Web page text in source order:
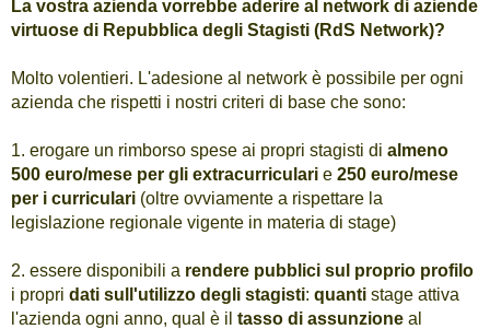
La vostra azienda vorrebbe aderire al network di aziende
virtuose di Repubblica degli Stagisti (RdS Network)?
Molto volentieri. L'adesione al network è possibile per ogni
azienda che rispetti i nostri criteri di base che sono:
1. erogare un rimborso spese ai propri stagisti di almeno
500 euro/mese per gli extracurriculari e 250 euro/mese
per i curriculari (oltre ovviamente a rispettare la
legislazione regionale vigente in materia di stage)
2. essere disponibili a rendere pubblici sul proprio profilo
i propri dati sull'utilizzo degli stagisti: quanti stage attiva
l'azienda ogni anno, qual è il tasso di assunzione al